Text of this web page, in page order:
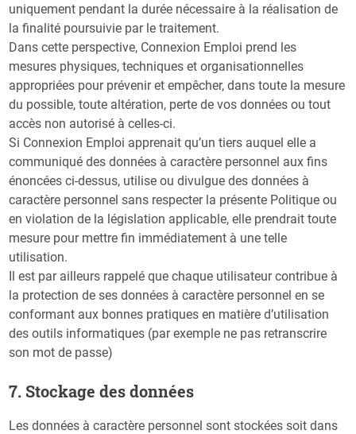
uniquement pendant la durée nécessaire à la réalisation de
la finalité poursuivie par le traitement.
Dans cette perspective, Connexion Emploi prend les
mesures physiques, techniques et organisationnelles
appropriées pour prévenir et empêcher, dans toute la mesure
du possible, toute altération, perte de vos données ou tout
accès non autorisé à celles-ci.
Si Connexion Emploi apprenait qu’un tiers auquel elle a
communiqué des données à caractère personnel aux fins
énoncées ci-dessus, utilise ou divulgue des données à
caractère personnel sans respecter la présente Politique ou
en violation de la législation applicable, elle prendrait toute
mesure pour mettre fin immédiatement à une telle
utilisation.
Il est par ailleurs rappelé que chaque utilisateur contribue à
la protection de ses données à caractère personnel en se
conformant aux bonnes pratiques en matière d’utilisation
des outils informatiques (par exemple ne pas retranscrire
son mot de passe)
7. Stockage des données
Les données à caractère personnel sont stockées soit dans